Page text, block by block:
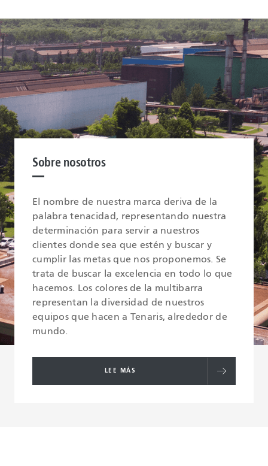
Sobre nosotros
El nombre de nuestra marca deriva de la
palabra tenacidad, representando nuestra
determinación para servir a nuestros
clientes donde sea que estén y buscar y
cumplir las metas que nos proponemos. Se
trata de buscar la excelencia en todo lo que
hacemos. Los colores de la multibarra
representan la diversidad de nuestros
equipos que hacen a Tenaris, alrededor de
mundo.
LEE MÁS